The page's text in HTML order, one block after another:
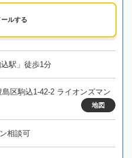
ールする
駅」徒歩1分
区駒込1-42-2 ライオンズマン
地図
相談可